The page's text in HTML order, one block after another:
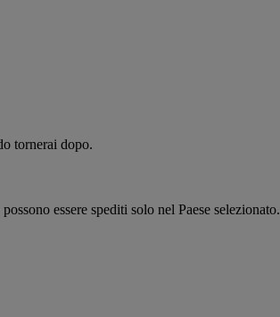
tornerai dopo.
essere spediti solo nel Paese selezionato.